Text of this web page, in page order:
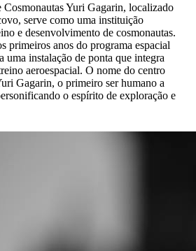
Yuri Gagarin, localizado
serve como uma instituição
e desenvolvimento de cosmonautas.
primeiros anos do programa espacial
uma instalação de ponta que integra
aeroespacial. O nome do centro
Gagarin, o primeiro ser humano a
o espírito de exploração e